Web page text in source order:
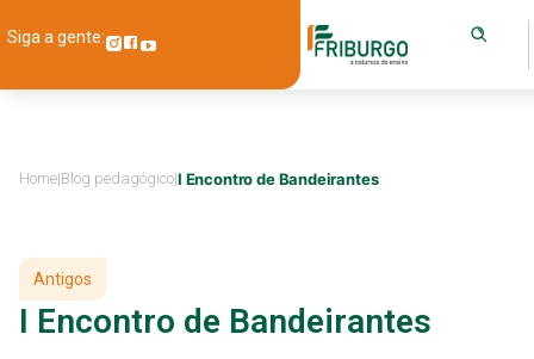
Siga a gente:
Home|Blog pedagógico|I Encontro de Bandeirantes
Antigos
I Encontro de Bandeirantes